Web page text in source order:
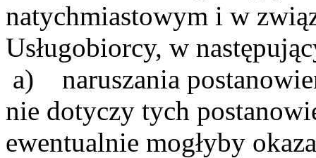
natychmiastowym i w
Usługobiorcy, w
a) naruszania
nie dotyczy tych
ewentualnie mogłyby